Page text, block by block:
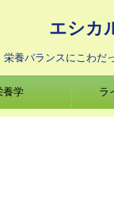
エシカ
栄養バランスにこわだ
養学 ラ